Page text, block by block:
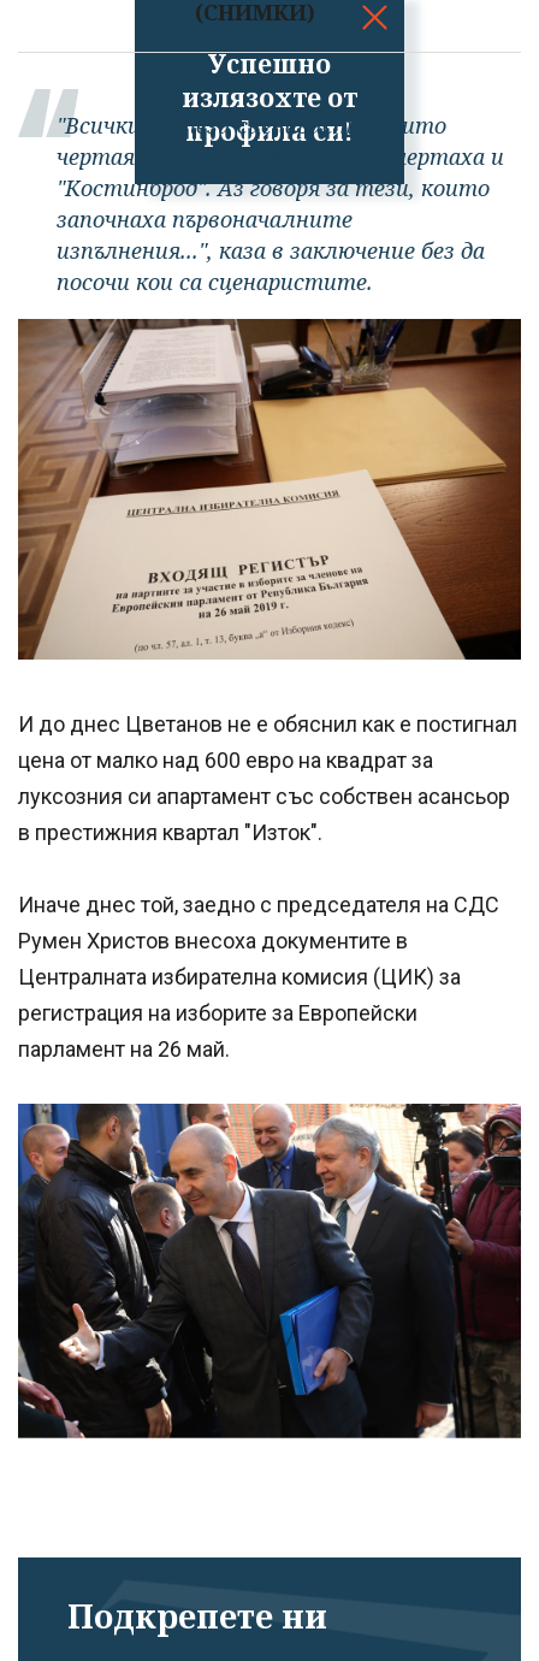
Успешно
излязохте от
профила си!
(СНИМКИ)
"Всичките тези сценаристи, които
чертаят сега тези планове, начертаха и
"Костинброд". Аз говоря за тези, които
започнаха първоначалните
изпълнения...", каза в заключение без да
посочи кои са сценаристите.
И до днес Цветанов не е обяснил как е постигнал
цена от малко над 600 евро на квадрат за
луксозния си апартамент със собствен асансьор
в престижния квартал "Изток".
Иначе днес той, заедно с председателя на СДС
Румен Христов внесоха документите в
Централната избирателна комисия (ЦИК) за
регистрация на изборите за Европейски
парламент на 26 май.
Подкрепете ни